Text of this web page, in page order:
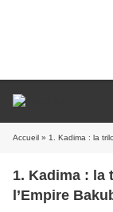
Accueil » 1. Kadima : la
1. Kadima : la
l’Empire